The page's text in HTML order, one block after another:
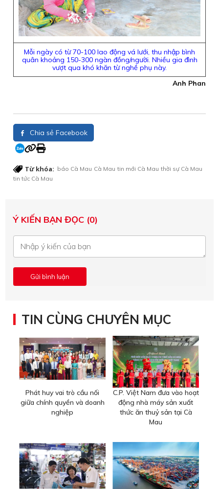
Mỗi ngày có từ 70-100 lao động vá lưới, thu nhập bình
quân khoảng 150-300 ngàn đồng/người. Nhiều gia đình
vượt qua khó khăn từ nghề phụ này.
Anh Phan
Chia sẻ Facebook
Từ khóa: báo Cà Mau Cà Mau tin mới Cà Mau thời sự Cà Mau
tin tức Cà Mau
Ý KIẾN BẠN ĐỌC (0)
TIN CÙNG CHUYÊN MỤC
Phát huy vai trò cầu nối
giữa chính quyền và doanh
nghiệp
C.P. Việt Nam đưa vào hoạt
động nhà máy sản xuất
thức ăn thuỷ sản tại Cà
Mau